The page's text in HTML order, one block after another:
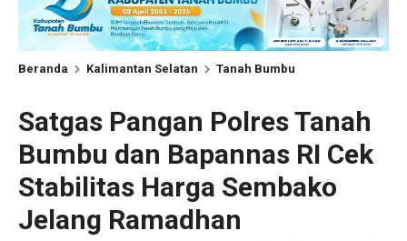
Beranda Kalimantan Selatan Tanah Bumbu
Satgas Pangan Polres Tanah
Bumbu dan Bapannas RI Cek
Stabilitas Harga Sembako
Jelang Ramadhan